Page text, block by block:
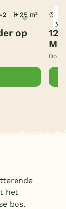
2 25 m²
op
12
De
het
bos.